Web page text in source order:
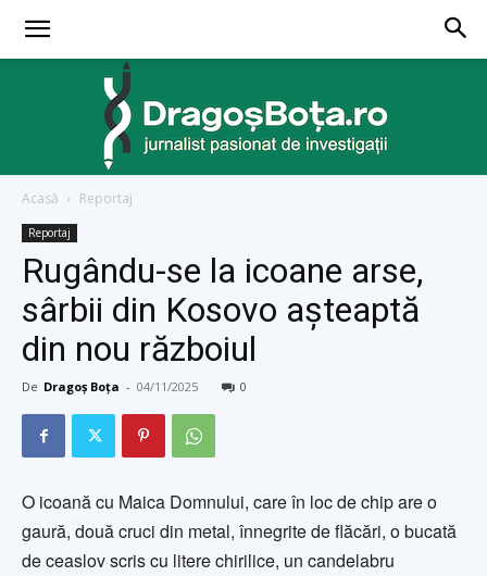
Acasă Reportaj
Reportaj
Rugându-se la icoane arse,
sârbii din Kosovo așteaptă
din nou războiul
De Dragoș Boța - 04/11/2025 0
O icoană cu Maica Domnului, care în loc de chip are o
gaură, două cruci din metal, înnegrite de flăcări, o bucată
de ceaslov scris cu litere chirilice, un candelabru